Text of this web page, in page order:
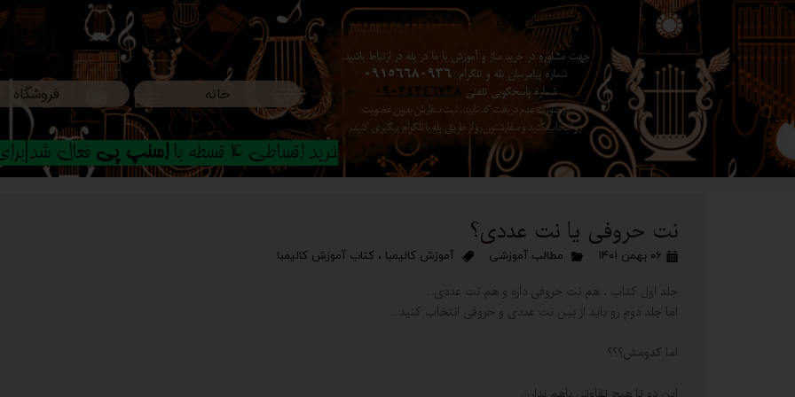
خانه فروشگاه
جهت مشاوره در خرید ساز و آموزش با ما در بله در ارتباط باشید،
شماره پیامرسان بله و تلگرام 09156680936
شماره پاسخگویی تلفنی 09024346738
در صورت عدم دریافت کد تایید ، ثبت سفارش بدون عضویت
رو انتخاب کنید ​​​​​​​ و سفارشتون رو از طریق بله یا تلگرام پیگیری کنید.
خرید اقساطی 4 قسطه با اسنپ پی فعال
نت حروفی یا نت عددی؟
۰۶ بهمن ۱۴۰۱ مطالب آموزشی آموزش کالیمبا ، کتاب آموزش کالیمبا
جلد اول کتاب ، هم نت حروفی داره و هم نت عددی..
اما جلد دوم رو باید از بین نت عددی و حروفی انتخاب کنید..
اما کدومش؟؟؟